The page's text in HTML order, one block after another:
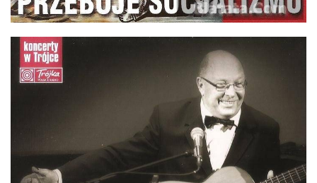
31.12.2014 15:15